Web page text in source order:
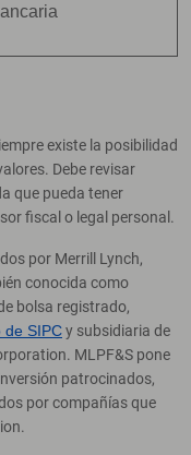
existe la posibilidad
Debe revisar
que pueda tener
fiscal o legal personal.
por Merrill Lynch,
conocida como
bolsa registrado,
de SIPCy subsidiaria de
MLPF&S pone
patrocinados,
por compañías que